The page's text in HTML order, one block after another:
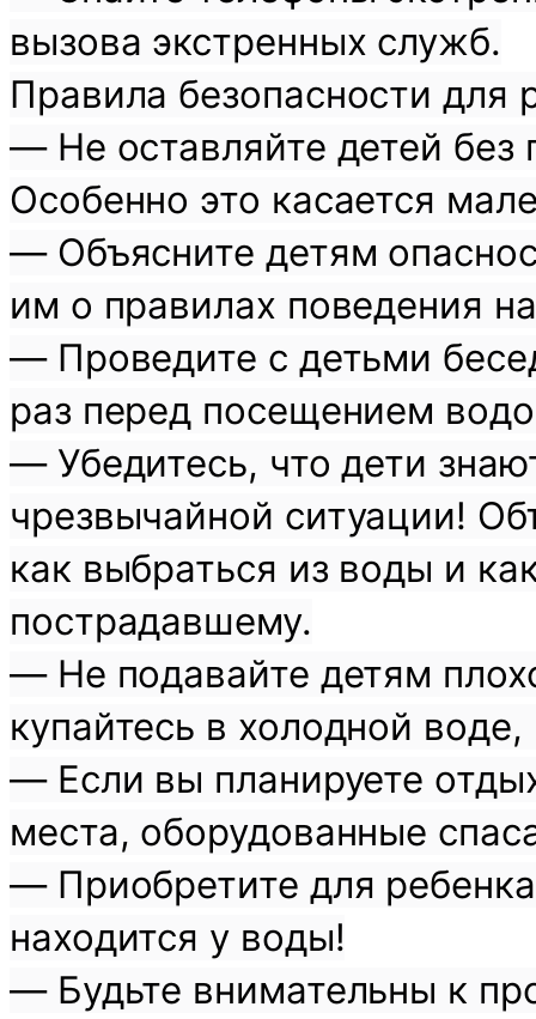
вызова экстренных служб.
Правила безопасности для
— Не оставляйте детей
Особенно это касается
— Объясните детям
им о правилах поведения
— Проведите с детьми
раз перед посещением
— Убедитесь, что дети
чрезвычайной ситуации!
как выбраться из воды и
пострадавшему.
— Не подавайте детям
купайтесь в холодной
— Если вы планируете
места, оборудованные
— Приобретите для
находится у воды!
— Будьте внимательны к